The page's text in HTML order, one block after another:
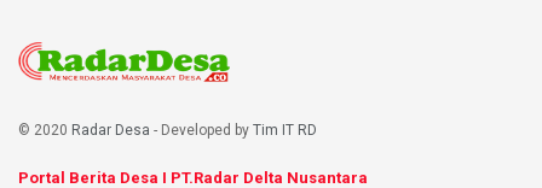
© 2020 Radar Desa - Developed by Tim IT RD
Portal Berita Desa I PT.Radar Delta Nusantara